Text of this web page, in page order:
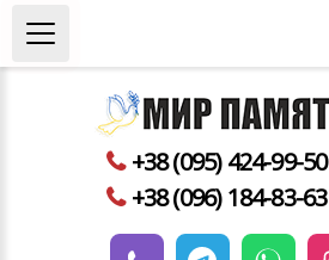
+38 (095) 424-99-50
+38 (096) 184-83-63